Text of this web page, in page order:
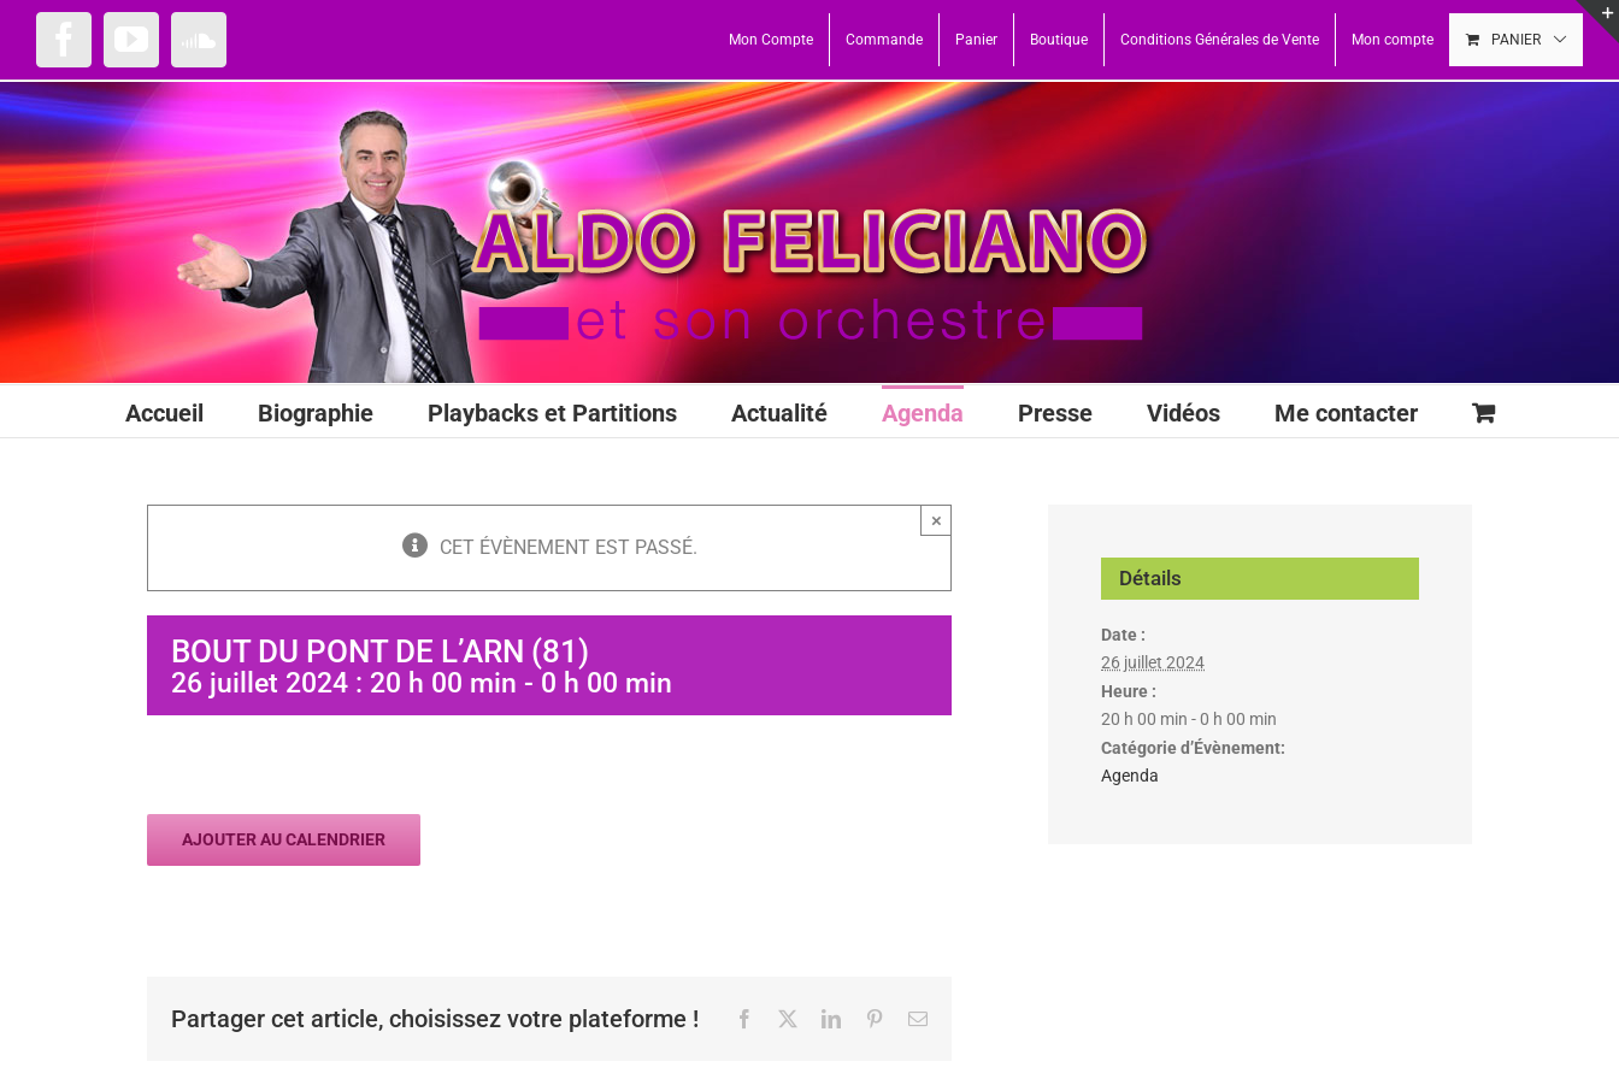
Passer
contenu
Mon Compte Commande Panier Boutique Conditions Générales de Vente Mon compte PANIER
Accueil Biographie Playbacks et Partitions Actualité Agenda Presse Vidéos Me contacter
CET ÉVÈNEMENT EST PASSÉ.
×
BOUT DU PONT DE L’ARN (81)
26 juillet 2024 : 20 h 00 min - 0 h 00 min
AJOUTER AU CALENDRIER
Partager cet article, choisissez votre plateforme ! Facebook LinkedInPinterestEmail
Détails
Date :
26 juillet 2024
Heure :
20 h 00 min - 0 h 00 min
Catégorie d’Évènement:
Agenda